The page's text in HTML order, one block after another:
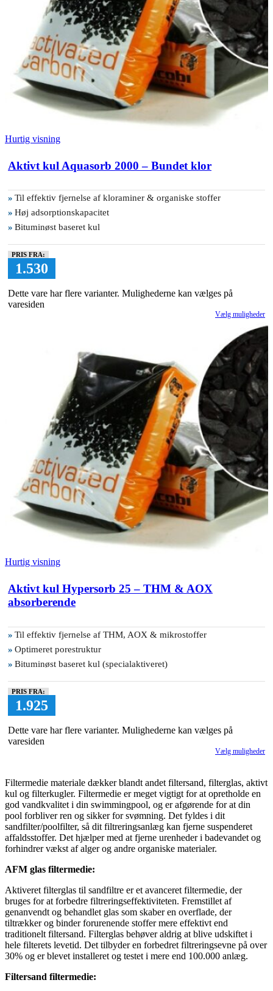
Hurtig visning
Aktivt kul Aquasorb 2000 – Bundet klor
» Til effektiv fjernelse af kloraminer & organiske stoffer
» Høj adsorptionskapacitet
» Bituminøst baseret kul
PRIS FRA:
1.530
Dette vare har flere varianter. Mulighederne kan vælges på
varesiden
Vælg muligheder
Hurtig visning
Aktivt kul Hypersorb 25 – THM & AOX
absorberende
» Til effektiv fjernelse af THM, AOX & mikrostoffer
» Optimeret porestruktur
» Bituminøst baseret kul (specialaktiveret)
PRIS FRA:
1.925
Dette vare har flere varianter. Mulighederne kan vælges på
varesiden
Vælg muligheder
Filtermedie materiale dækker blandt andet filtersand, filterglas, aktivt
kul og filterkugler. Filtermedie er meget vigtigt for at opretholde en
god vandkvalitet i din swimmingpool, og er afgørende for at din
pool forbliver ren og sikker for svømning. Det fyldes i dit
sandfilter/poolfilter, så dit filtreringsanlæg kan fjerne suspenderet
affaldsstoffer. Det hjælper med at fjerne urenheder i badevandet og
forhindrer vækst af alger og andre organiske materialer.
AFM glas filtermedie:
Aktiveret filterglas til sandfiltre er et avanceret filtermedie, der
bruges for at forbedre filtreringseffektiviteten. Fremstillet af
genanvendt og behandlet glas som skaber en overflade, der
tiltrækker og binder forurenende stoffer mere effektivt end
traditionelt filtersand. Filterglas behøver aldrig at blive udskiftet i
hele filterets levetid. Det tilbyder en forbedret filtreringsevne på over
30% og er blevet installeret og testet i mere end 100.000 anlæg.
Filtersand filtermedie: